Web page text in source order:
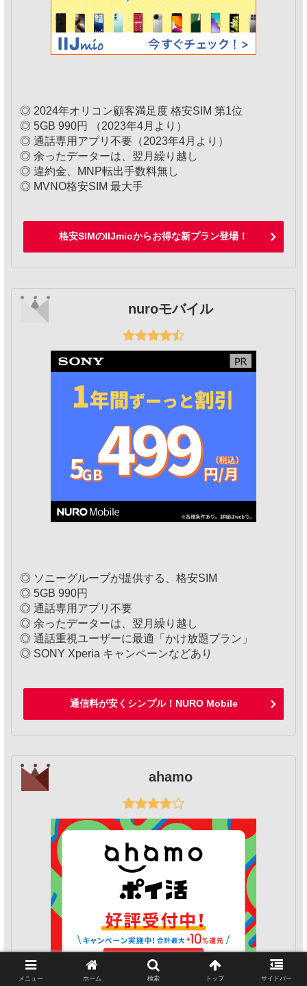
◎ 2024年オリコン顧客満足度 格安SIM 第1位
◎ 5GB 990円 （2023年4月より）
◎ 通話専用アプリ不要（2023年4月より）
◎ 余ったデーターは、翌月繰り越し
◎ 違約金、MNP転出手数料無し
◎ MVNO格安SIM 最大手
格安SIMのIIJmioからお得な新プラン登場！
nuroモバイル
◎ ソニーグループが提供する、格安SIM
◎ 5GB 990円
◎ 通話専用アプリ不要
◎ 余ったデーターは、翌月繰り越し
◎ 通話重視ユーザーに最適「かけ放題プラン」
◎ SONY Xperia キャンペーンなどあり
通信料が安くシンプル！NURO Mobile
ahamo
メニュー ホーム 検索 トップ サイドバー